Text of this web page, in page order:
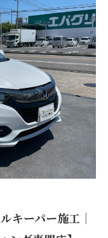
キーパー施工｜